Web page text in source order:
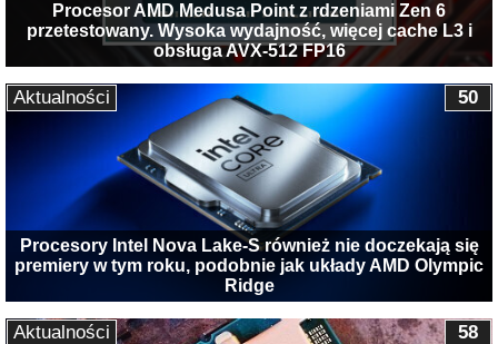
Procesor AMD Medusa Point z rdzeniami Zen 6
przetestowany. Wysoka wydajność, więcej cache L3 i
obsługa AVX-512 FP16
Procesory Intel Nova Lake-S również nie doczekają się
premiery w tym roku, podobnie jak układy AMD Olympic
Ridge
50
Aktualności
58
Aktualności